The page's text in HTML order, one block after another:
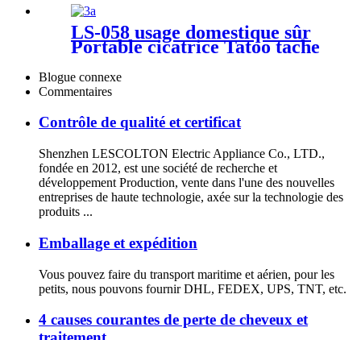
d'étiquettes cutanées de 3
tailles Auto Micro Band Mole
Wart Tag Remover avec
tampons nettoyants
LS-058 usage domestique sûr
Portable cicatrice Tatoo tache
soin de la peau stylo stylo
Laser picoseconde
Blogue connexe
Commentaires
Contrôle de qualité et certificat
Shenzhen LESCOLTON Electric Appliance Co., LTD.,
fondée en 2012, est une société de recherche et
développement Production, vente dans l'une des nouvelles
entreprises de haute technologie, axée sur la technologie des
produits ...
Emballage et expédition
Vous pouvez faire du transport maritime et aérien, pour les
petits, nous pouvons fournir DHL, FEDEX, UPS, TNT, etc.
4 causes courantes de perte de cheveux et